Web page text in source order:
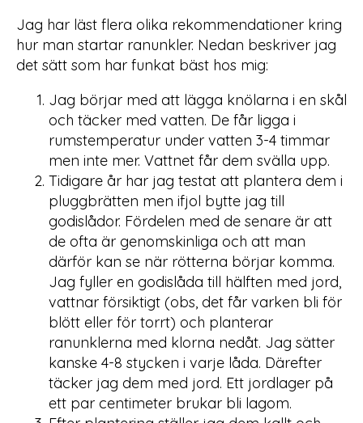
Jag har läst flera olika rekommendationer kring
hur man startar ranunkler. Nedan beskriver jag
det sätt som har funkat bäst hos mig:
Jag börjar med att lägga knölarna i en skål
och täcker med vatten. De får ligga i
rumstemperatur under vatten 3-4 timmar
men inte mer. Vattnet får dem svälla upp.
Tidigare år har jag testat att plantera dem i
pluggbrätten men ifjol bytte jag till
godislådor. Fördelen med de senare är att
de ofta är genomskinliga och att man
därför kan se när rötterna börjar komma.
Jag fyller en godislåda till hälften med jord,
vattnar försiktigt (obs, det får varken bli för
blött eller för torrt) och planterar
ranunklerna med klorna nedåt. Jag sätter
kanske 4-8 stycken i varje låda. Därefter
täcker jag dem med jord. Ett jordlager på
ett par centimeter brukar bli lagom.